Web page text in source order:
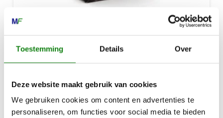
Toestemming Details Over
Deze website maakt gebruik van cookies
We gebruiken cookies om content en advertenties te
personaliseren, om functies voor social media te bieden
€14,70